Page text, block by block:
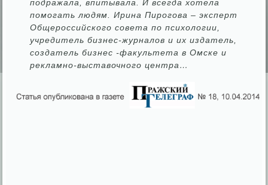
подражала, впитывала. И всегда хотела
помогать людям. Ирина Пирогова – эксперт
Общероссийского совета по психологии,
учредитель бизнес-журналов и их издатель,
создатель бизнес -факультета в Омске и
рекламно-выставочного центра…